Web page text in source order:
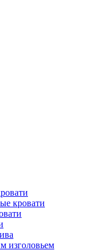
кровати
изголовьем